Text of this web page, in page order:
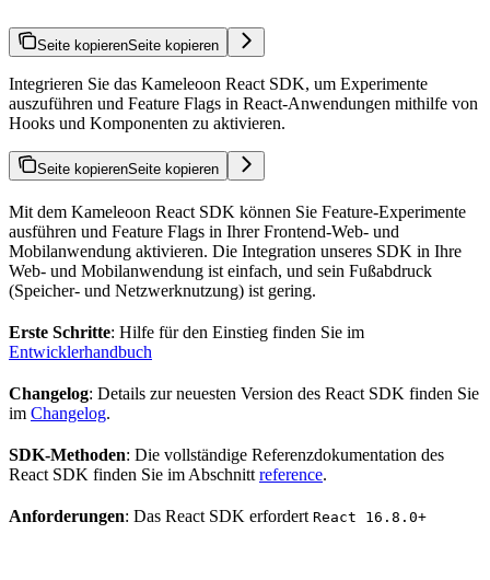
Seite kopierenSeite kopieren
Integrieren Sie das Kameleoon React SDK, um Experimente
auszuführen und Feature Flags in React-Anwendungen mithilfe von
Hooks und Komponenten zu aktivieren.
Seite kopierenSeite kopieren
Mit dem Kameleoon React SDK können Sie Feature-Experimente
ausführen und Feature Flags in Ihrer Frontend-Web- und
Mobilanwendung aktivieren. Die Integration unseres SDK in Ihre
Web- und Mobilanwendung ist einfach, und sein Fußabdruck
(Speicher- und Netzwerknutzung) ist gering.
Erste Schritte: Hilfe für den Einstieg finden Sie im
Entwicklerhandbuch
Changelog: Details zur neuesten Version des React SDK finden Sie
im Changelog.
SDK-Methoden: Die vollständige Referenzdokumentation des
React SDK finden Sie im Abschnitt reference.
Anforderungen: Das React SDK erfordert React 16.8.0+